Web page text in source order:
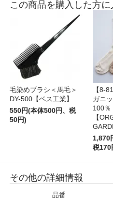
この商品を購入した方
毛染めブラシ＜馬毛＞
DY-500【ベス工業】
550円(本体500円、税
50円)
【8-
ガニ
100％
【
1,870
税170
その他の詳細情報
品番